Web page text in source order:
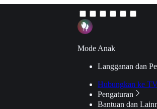
Mode Anak
Langganan dan
Hubungkan ke
Pengaturan
Bantuan dan